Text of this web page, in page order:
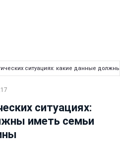
ситуациях: какие данные
ситуациях:
иметь семьи